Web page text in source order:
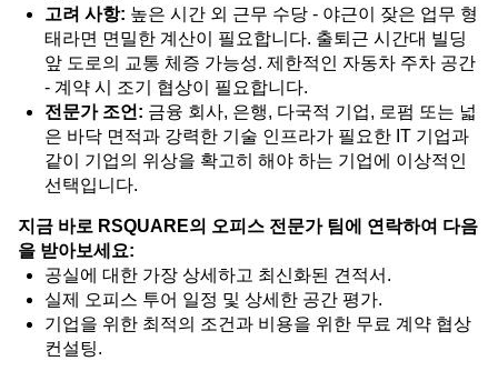
고려 사항: 높은 시간 외 근무 수당 - 야근이 잦은 업무 형
태라면 면밀한 계산이 필요합니다. 출퇴근 시간대 빌딩
앞 도로의 교통 체증 가능성. 제한적인 자동차 주차 공간
- 계약 시 조기 협상이 필요합니다.
전문가 조언: 금융 회사, 은행, 다국적 기업, 로펌 또는 넓
은 바닥 면적과 강력한 기술 인프라가 필요한 IT 기업과
같이 기업의 위상을 확고히 해야 하는 기업에 이상적인
선택입니다.
지금 바로 RSQUARE의 오피스 전문가 팀에 연락하여 다음
을 받아보세요:
공실에 대한 가장 상세하고 최신화된 견적서.
실제 오피스 투어 일정 및 상세한 공간 평가.
기업을 위한 최적의 조건과 비용을 위한 무료 계약 협상
컨설팅.